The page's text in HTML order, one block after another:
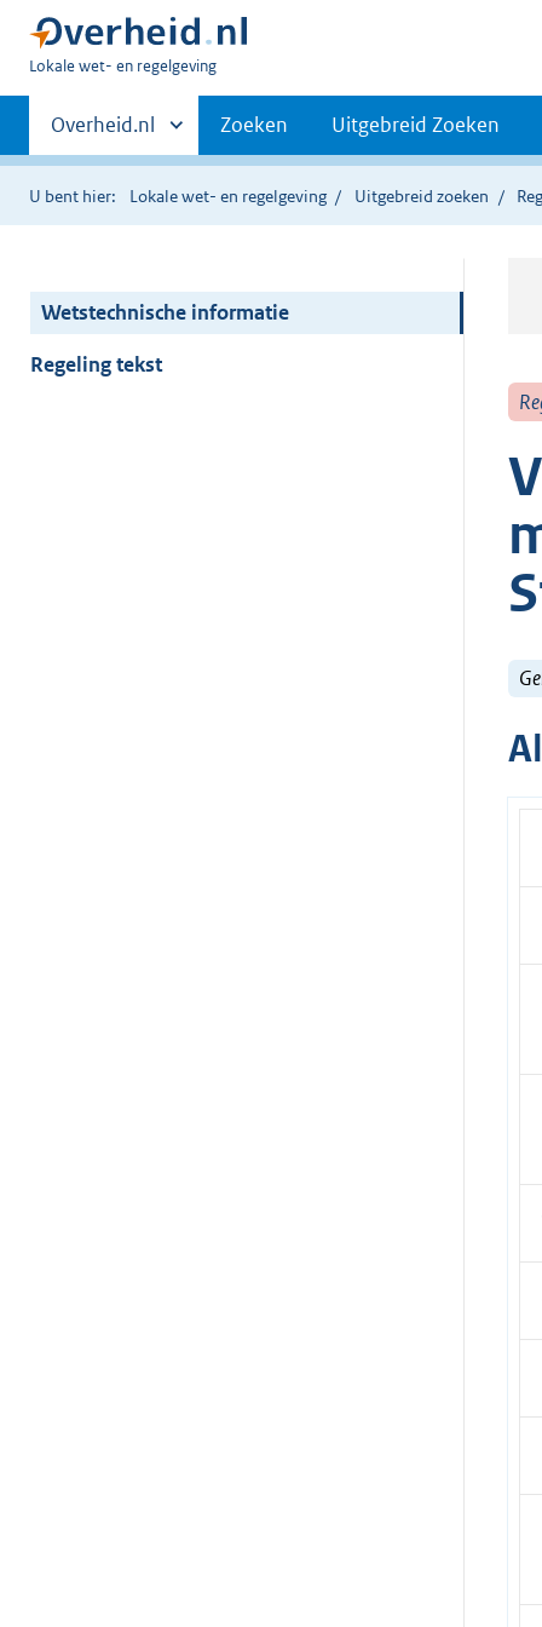
U
hier:
Lokale wet- en regelgeving
Primaire
navigatie
Andere
sites
binnen
Overheid.nl Zoeken Uitgebreid Zoeken
U bent hier: Lokale wet- en regelgeving Uitgebreid zoeken
Wetstechnische informatie
Regeling tekst